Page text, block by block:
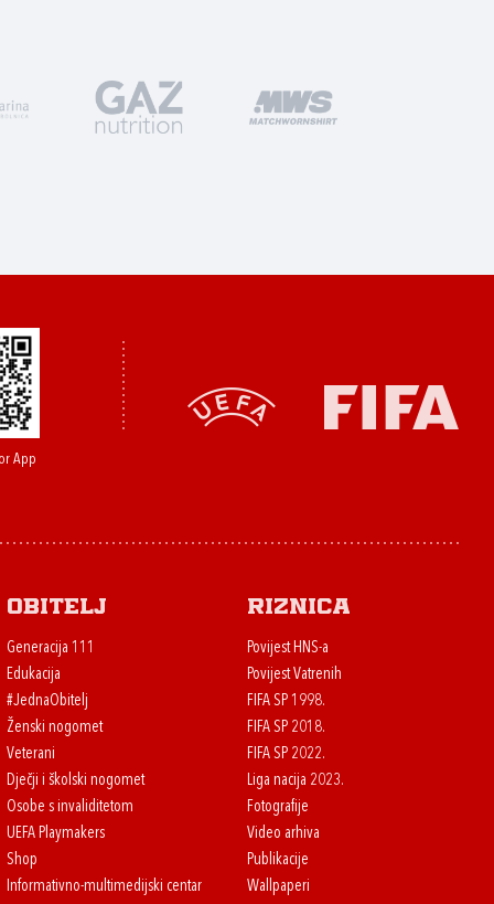
App
Obitelj
Generacija 111
Edukacija
#JednaObitelj
Ženski nogomet
Veterani
Dječji i školski nogomet
Osobe s invaliditetom
UEFA Playmakers
Shop
Informativno-multimedijski centar
Riznica
Povijest HNS-a
Povijest Vatrenih
FIFA SP 1998.
FIFA SP 2018.
FIFA SP 2022.
Liga nacija 2023.
Fotografije
Video arhiva
Publikacije
Wallpaperi